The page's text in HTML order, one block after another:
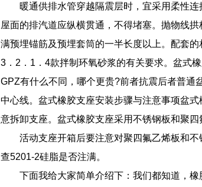
暖通供排水管穿越隔震层时，宜采用柔性
屋面的排汽道应纵横贯通，不得堵塞。抛物线
满预埋锚筋及预埋套筒的一半长度以上。配套
3．2．1．4款拌制环氧砂浆的有关要求。盆式
GPZ有什么不同，哪个更贵?前者抗震后者普
中心线。盆式橡胶支座安装步骤与注意事项盆
意拆卸支座。盆式橡胶支座采用不锈钢板和聚
活动支座开箱后要注意对聚四氟乙烯板和
查5201-2硅脂是否注满。
下面我给大家简单介绍下：我们都知道，